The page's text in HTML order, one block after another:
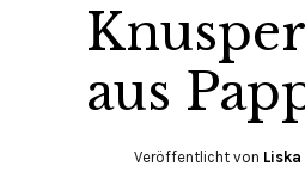
aus
Veröffentlicht von Liska